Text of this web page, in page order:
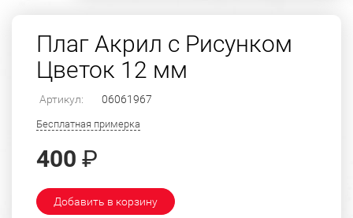
Плаг Акрил с Рисунком
Цветок 12 мм
Артикул: 06061967
Бесплатная примерка
400 ₽
Добавить в корзину